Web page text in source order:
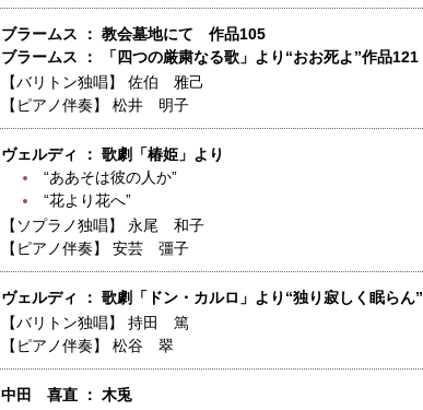
ブラームス ： 教会墓地にて 作品105
ブラームス ： 「四つの厳粛なる歌」より“おお死よ”作品121
【バリトン独唱】 佐伯 雅己
【ピアノ伴奏】 松井 明子
ヴェルディ ： 歌劇「椿姫」より
“ああそは彼の人か”
“花より花へ”
【ソプラノ独唱】 永尾 和子
【ピアノ伴奏】 安芸 彊子
ヴェルディ ： 歌劇「ドン・カルロ」より“独り寂しく眠らん”
【バリトン独唱】 持田 篤
【ピアノ伴奏】 松谷 翠
中田 喜直 ： 木兎